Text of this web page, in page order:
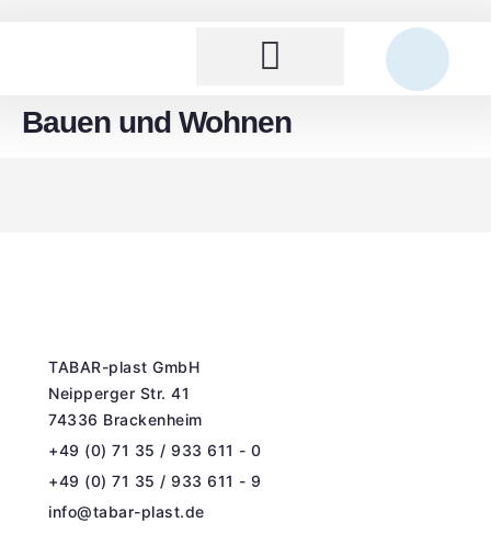
Bauen und Wohnen
TABAR-plast GmbH
Neipperger Str. 41
74336 Brackenheim
+49 (0) 71 35 / 933 611 - 0
+49 (0) 71 35 / 933 611 - 9
info@tabar-plast.de